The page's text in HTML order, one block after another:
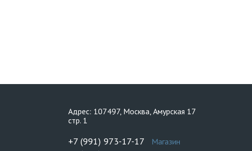
Адрес: 107497, Москва, Амурская 17
стр. 1
+7 (991) 973-17-17 Магазин